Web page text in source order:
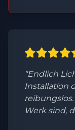
"Endlich
Installation
Werk sind,